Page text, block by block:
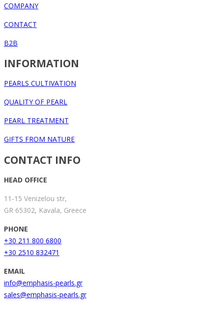
COMPANY
CONTACT
B2B
INFORMATION
PEARLS CULTIVATION
QUALITY OF PEARL
PEARL TREATMENT
GIFTS FROM NATURE
CONTACT INFO
HEAD OFFICE
11-15 Venizelou str,
GR 65302, Kavala, Greece
PHONE
+30 211 800 6800
+30 2510 832471
EMAIL
info@emphasis-pearls.gr
sales@emphasis-pearls.gr